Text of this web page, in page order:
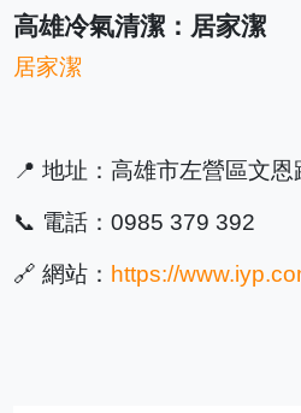
高雄冷氣清潔：居家潔
居家潔
📍 地址：高雄市左營區文
📞 電話：0985 379 392
🔗 網站： https://